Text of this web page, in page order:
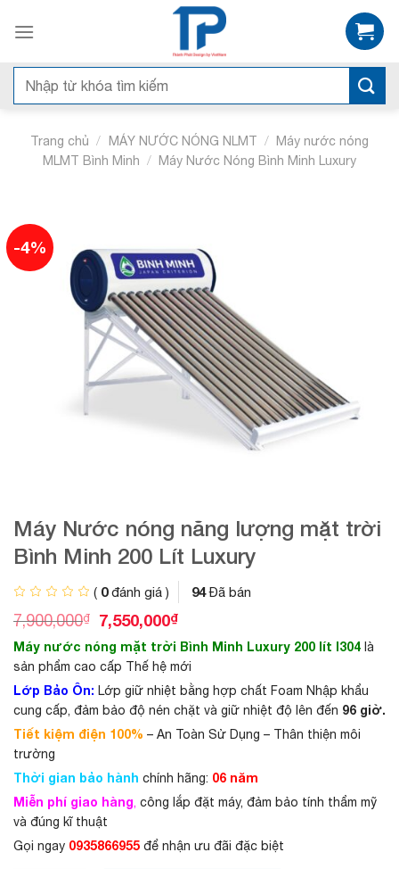
Tìm
kiếm:
Trang chủ / MÁY NƯỚC NÓNG NLMT /
Máy nước nóng
MLMT Bình Minh / Máy Nước Nóng Bình Minh Luxury
-4%
Máy Nước nóng năng lượng mặt trời
Bình Minh 200 Lít Luxury
( 0đánh giá ) 94Đã bán
7,900,000₫
G
á
g
ố
c
l
à
,
9
0
0
,
7,550,000₫G
á
h
i
ệ
n
t
l
à
:
,
Máy nước nóng mặt trời Bình Minh Luxury 200 lít I304 là
sản phẩm cao cấp Thế hệ mới
Lớp Bảo Ôn: Lớp giữ nhiệt bằng hợp chất Foam Nhập khẩu
cung cấp, đảm bảo độ nén chặt và giữ nhiệt độ lên đến 96 giờ.
Tiết kiệm điện 100% – An Toàn Sử Dụng – Thân thiện môi
trường
Thời gian bảo hành chính hãng: 06 năm
Miễn phí giao hàng, công lắp đặt máy, đảm bảo tính thẩm mỹ
và đúng kĩ thuật
Gọi ngay 0935866955 để nhận ưu đãi đặc biệt